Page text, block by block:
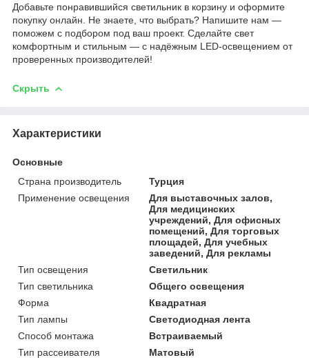
Добавьте понравившийся светильник в корзину и оформите
покупку онлайн. Не знаете, что выбрать? Напишите нам —
поможем с подбором под ваш проект. Сделайте свет
комфортным и стильным — с надёжным LED-освещением от
проверенных производителей!
Скрыть
Характеристики
Основные
Страна производитель
Турция
Применение освещения
Для выставочных залов,
Для медицинских
учреждений, Для офисных
помещений, Для торговых
площадей, Для учебных
заведений, Для рекламы
Тип освещения
Светильник
Тип светильника
Общего освещения
Форма
Квадратная
Тип лампы
Светодиодная лента
Способ монтажа
Встраиваемый
Тип рассеивателя
Матовый